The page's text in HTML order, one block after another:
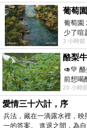
戰術上，如何設計
首先，太陽花學
外兩個現場，人
雜、多元，如何
進」共識？
其次，經兩次占領
十萬黑潮的浩大
葡萄
葡萄園
少了喧
一
3 小時前
🥑💚
前想喝
imami
20 小時
愛情三十六計，序
兵法，藏在一滴露水裡，
一的答案。 進退之間，為